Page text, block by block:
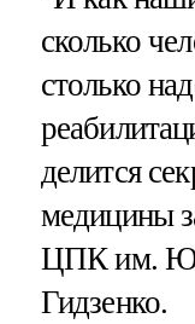
сколько
столько
делится
медицины
ЦПК им.
Гидзенко.